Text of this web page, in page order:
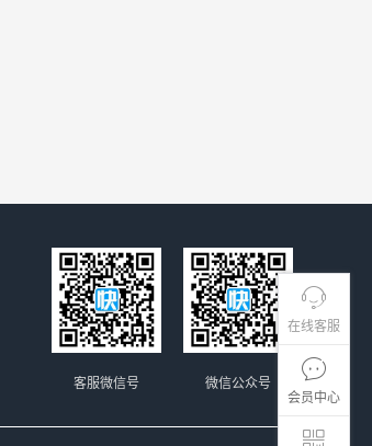
在线客服
会员中心
微信公众号
客服微信号